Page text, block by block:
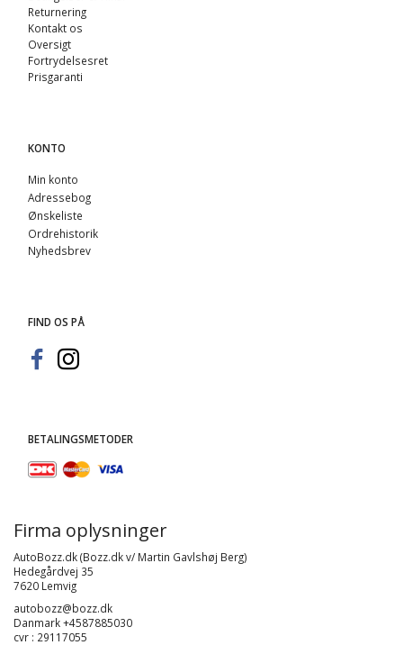
Returnering
Kontakt os
Oversigt
Fortrydelsesret
Prisgaranti
KONTO
Min konto
Adressebog
Ønskeliste
Ordrehistorik
Nyhedsbrev
FIND OS PÅ
BETALINGSMETODER
Firma oplysninger
AutoBozz.dk (Bozz.dk v/ Martin Gavlshøj Berg)
Hedegårdvej 35
7620 Lemvig
autobozz@bozz.dk
Danmark +4587885030
cvr : 29117055